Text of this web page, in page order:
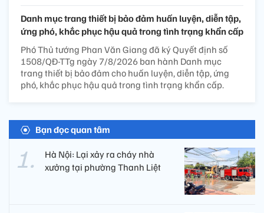
Danh mục trang thiết bị bảo đảm huấn luyện, diễn tập,
ứng phó, khắc phục hậu quả trong tình trạng khẩn cấp
Phó Thủ tướng Phan Văn Giang đã ký Quyết định số
1508/QĐ-TTg ngày 7/8/2026 ban hành Danh mục
trang thiết bị bảo đảm cho huấn luyện, diễn tập, ứng
phó, khắc phục hậu quả trong tình trạng khẩn cấp.
Bạn đọc quan tâm
Hà Nội: Lại xảy ra cháy nhà
xưởng tại phường Thanh Liệt